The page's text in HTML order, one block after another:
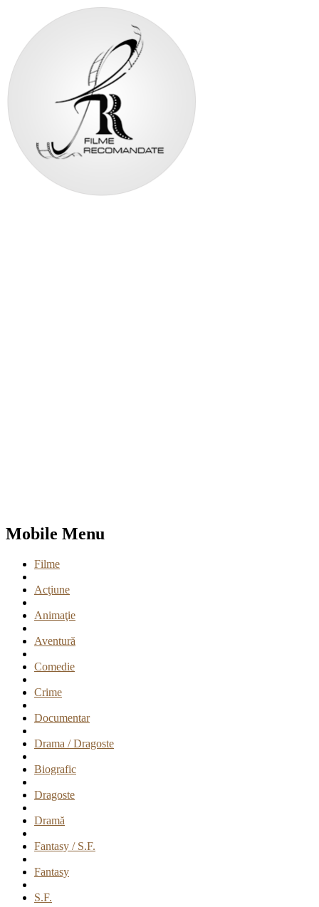
Mobile Menu
Filme
Acţiune
Animaţie
Aventură
Comedie
Crime
Documentar
Drama / Dragoste
Biografic
Dragoste
Dramă
Fantasy / S.F.
Fantasy
S.F.